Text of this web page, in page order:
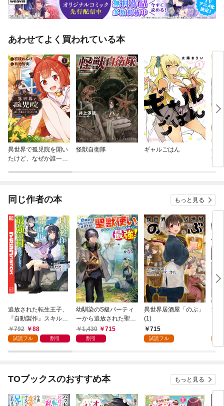
あわせてよく買われている本
異世界で孤児院を開い
たけど、なぜか誰一人
怪獣自衛隊 ギャルごはん
生
剣
至
同じ作者の本 もっと見る
追放された転生王子、
『自動製作』スキルで
領地を爆速で開拓し最
強の村を作ってしまう
で始める、楽々領地開
792 88
試読フル 割引
幼馴染のS級パーティ
ーから追放された聖獣
使い。万能支援魔法と
仲間を増やして最強
1,430 715
割引
異世界居酒屋「のぶ」
(1)
715
試読フル
没
TOブックスのおすすめ本 もっと見る